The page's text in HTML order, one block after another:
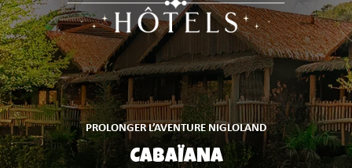
PROLONGER L’AVENTURE NIGLOLAND
CABAÏANA